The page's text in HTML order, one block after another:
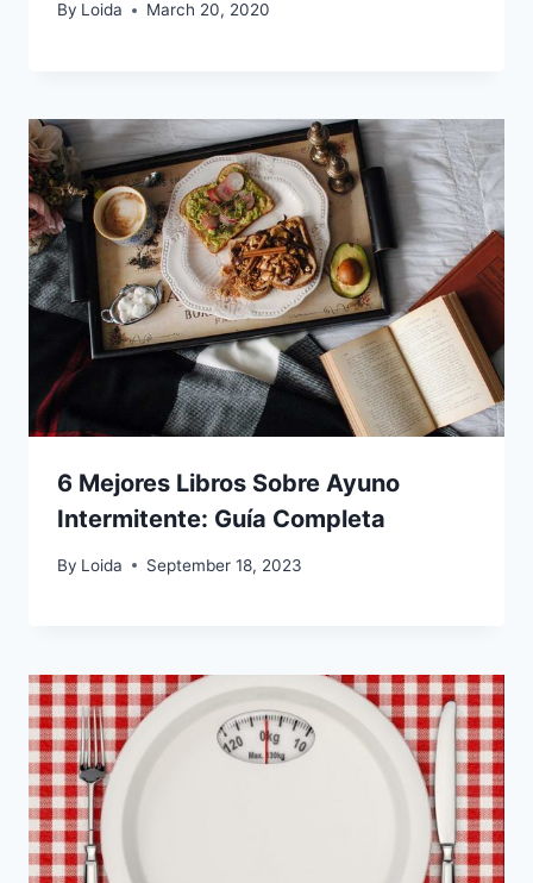
By Loida March 20, 2020
6 Mejores Libros Sobre Ayuno
Intermitente: Guía Completa
By Loida September 18, 2023